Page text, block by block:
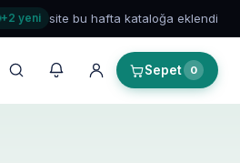
+2 yeni site bu hafta kataloğa eklendi
Sepet 0